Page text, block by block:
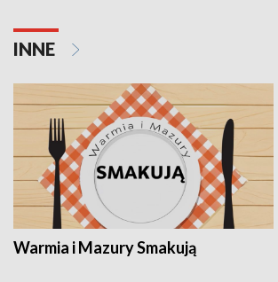
INNE
Warmia i Mazury Smakują